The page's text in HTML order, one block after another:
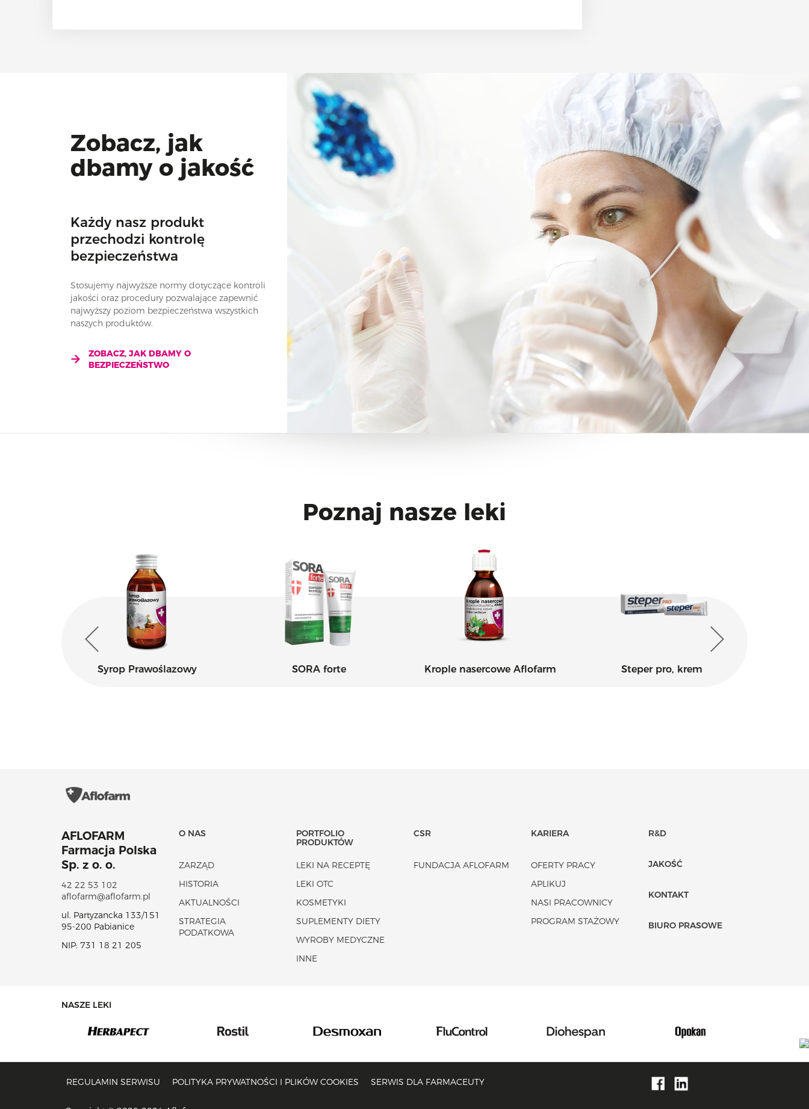
Zobacz, jak
dbamy o jakość
Każdy nasz produkt
przechodzi kontrolę
bezpieczeństwa
Stosujemy najwyższe normy dotyczące kontroli
jakości oraz procedury pozwalające zapewnić
najwyższy poziom bezpieczeństwa wszystkich
naszych produktów.
ZOBACZ, JAK DBAMY O
BEZPIECZEŃSTWO
Poznaj nasze leki
Syrop Prawoślazowy SORA forte Krople nasercowe Aflofarm Steper pro, krem
AFLOFARM
Farmacja Polska
Sp. z o. o.
42 22 53 102
aflofarm@aflofarm.pl
ul. Partyzancka 133/151
95-200 Pabianice
NIP: 731 18 21 205
O NAS
ZARZĄD
HISTORIA
AKTUALNOŚCI
STRATEGIA
PODATKOWA
PORTFOLIO
PRODUKTÓW
LEKI NA RECEPTĘ
LEKI OTC
KOSMETYKI
SUPLEMENTY DIETY
WYROBY MEDYCZNE
INNE
CSR
FUNDACJA AFLOFARM
KARIERA
OFERTY PRACY
APLIKUJ
NASI PRACOWNICY
PROGRAM STAŻOWY
R&D
JAKOŚĆ
KONTAKT
BIURO PRASOWE
NASZE LEKI
REGULAMIN SERWISU POLITYKA PRYWATNOŚCI I PLIKÓW COOKIES SERWIS DLA FARMACEUTY